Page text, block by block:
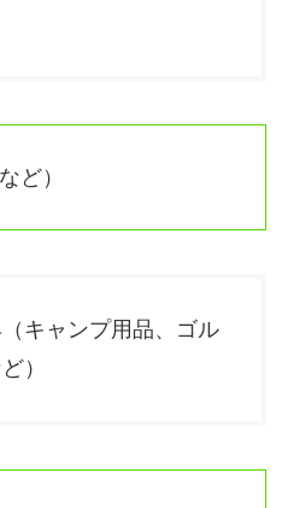
ど）
（キャンプ用品、ゴル
）